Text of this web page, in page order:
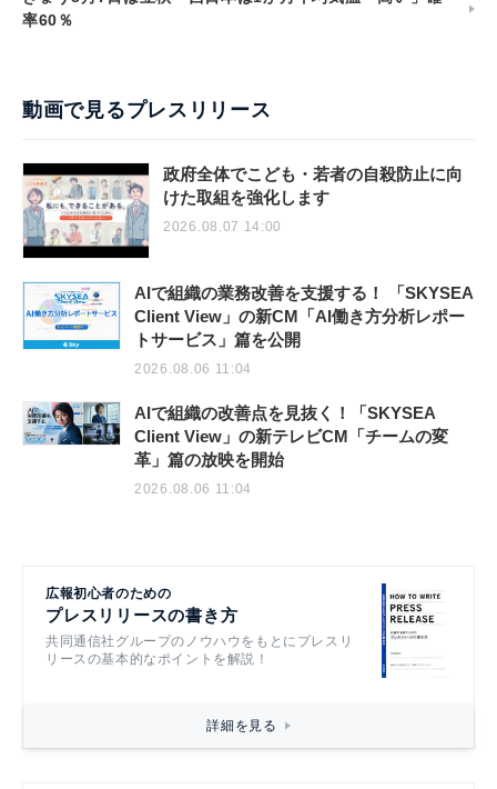
率60％
動画で見るプレスリリース
政府全体でこども・若者の自殺防止に向
けた取組を強化します
2026.08.07 14:00
AIで組織の業務改善を支援する！ 「SKYSEA
Client View」の新CM「AI働き方分析レポー
トサービス」篇を公開
2026.08.06 11:04
AIで組織の改善点を見抜く！「SKYSEA
Client View」の新テレビCM「チームの変
革」篇の放映を開始
2026.08.06 11:04
広報初心者のための
プレスリリースの書き方
共同通信社グループのノウハウをもとにプレスリ
リースの基本的なポイントを解説！
詳細を見る